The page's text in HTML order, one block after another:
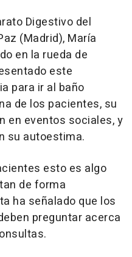
Digestivo del
(Madrid), María
en la rueda de
este
para ir al baño
de los pacientes, su
en eventos sociales, y
su autoestima.
esto es algo
de forma
ha señalado que los
preguntar acerca